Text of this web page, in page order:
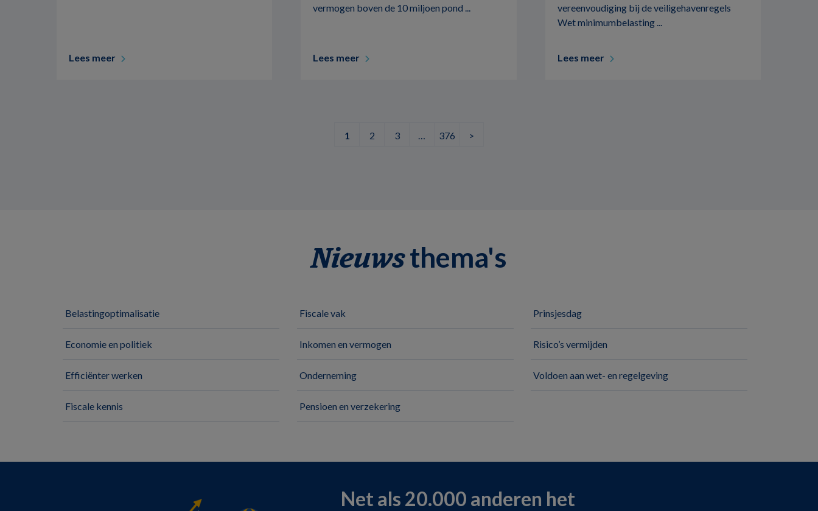
Lees meer
vermogen boven de 10 miljoen pond ...
Lees meer
vereenvoudiging bij de veiligehavenregels
Wet minimumbelasting ...
Lees meer
1 2 3 … 376 >
Nieuwsthema's
Belastingoptimalisatie
Economie en politiek
Efficiënter werken
Fiscale kennis
Fiscale vak
Inkomen en vermogen
Onderneming
Pensioen en verzekering
Prinsjesdag
Risico’s vermijden
Voldoen aan wet- en regelgeving
Net als 20.000 anderen het